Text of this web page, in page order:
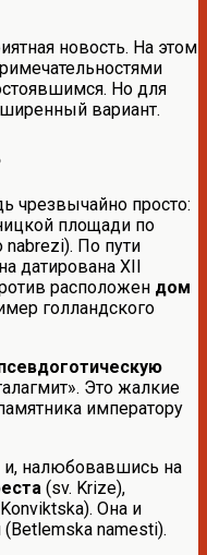
новость. На этом
Но для
вариант.
чрезвычайно просто:
площади по
По пути
датирована XII
расположен дом
голландского
Это жалкие
императору
и, налюбовавшись на
(sv. Krize),
Она и
namesti).